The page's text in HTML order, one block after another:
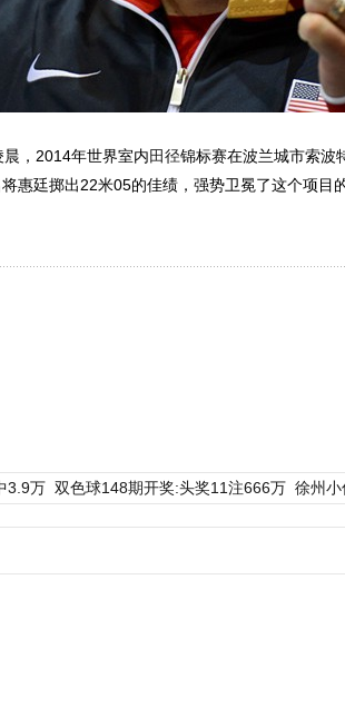
，2014年世界室内田径锦标赛在波兰城市索波
惠廷掷出22米05的佳绩，强势卫冕了这个项目
3.9万 双色球148期开奖:头奖11注666万 徐州